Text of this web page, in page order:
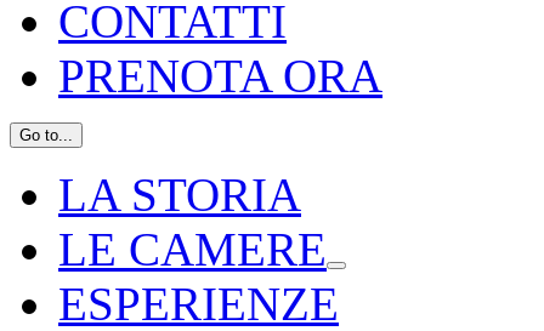
CONTATTI
PRENOTA ORA
Go to...
LA STORIA
LE CAMERE
ESPERIENZE